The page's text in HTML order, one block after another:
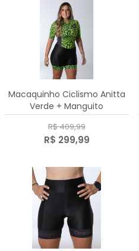
Macaquinho Ciclismo Anitta
Verde + Manguito
R$ 409,99
R$ 299,99